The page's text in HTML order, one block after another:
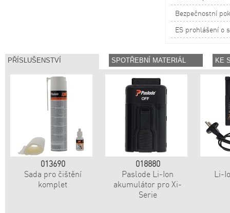
ES prohlášení o
013690
Sada pro čištění
komplet
018880
Paslode Li-Ion
akumulátor pro Xi-
Serie
Li-